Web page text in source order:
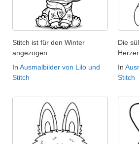
Stitch ist für den Winter
angezogen.
In Ausmalbilder von Lilo und
Stitch
Die
In
Stitch